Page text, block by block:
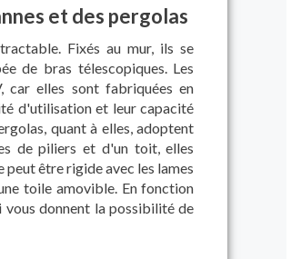
et des pergolas
Fixés au mur, ils se
de bras télescopiques. Les
car elles sont fabriquées en
d'utilisation et leur capacité
quant à elles, adoptent
de piliers et d'un toit, elles
peut être rigide avec les lames
toile amovible. En fonction
vous donnent la possibilité de